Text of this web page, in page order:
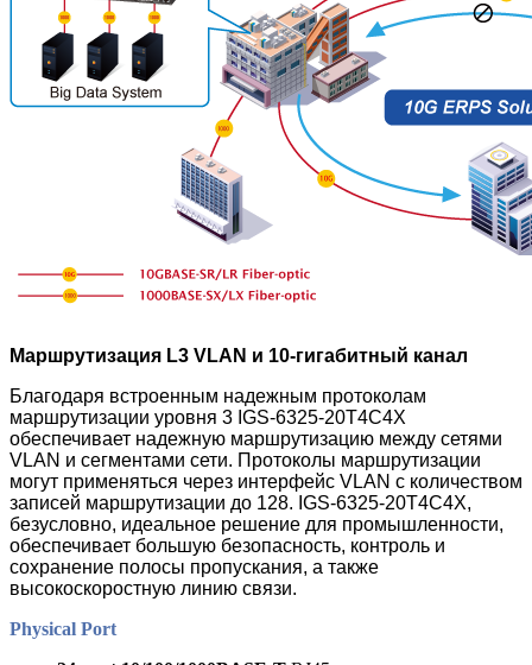
Маршрутизация L3 VLAN и 10-гигабитный канал
Благодаря встроенным надежным протоколам
маршрутизации уровня 3 IGS-6325-20T4C4X
обеспечивает надежную маршрутизацию между сетями
VLAN и сегментами сети. Протоколы маршрутизации
могут применяться через интерфейс VLAN с количеством
записей маршрутизации до 128. IGS-6325-20T4C4X,
безусловно, идеальное решение для промышленности,
обеспечивает большую безопасность, контроль и
сохранение полосы пропускания, а также
высокоскоростную линию связи.
Physical Port